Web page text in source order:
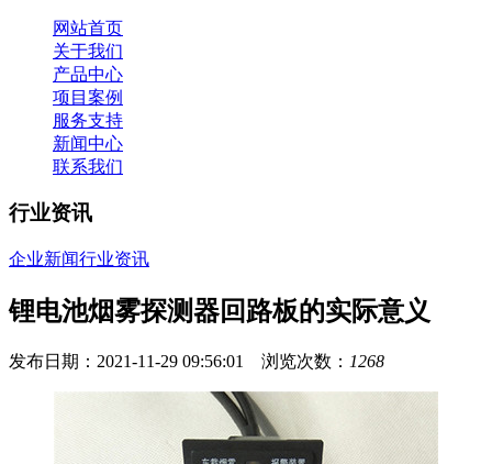
网站首页
关于我们
产品中心
项目案例
服务支持
新闻中心
联系我们
行业资讯
企业新闻行业资讯
锂电池烟雾探测器回路板的实际意义
发布日期：2021-11-29 09:56:01 浏览次数： 1268